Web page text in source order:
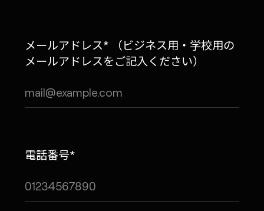
メールアドレス* （ビジネス用・学校用の
メールアドレスをご記入ください）
電話番号*